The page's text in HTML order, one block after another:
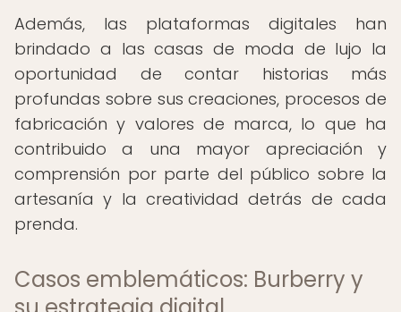
Además, las plataformas digitales han
brindado a las casas de moda de lujo la
oportunidad de contar historias más
profundas sobre sus creaciones, procesos de
fabricación y valores de marca, lo que ha
contribuido a una mayor apreciación y
comprensión por parte del público sobre la
artesanía y la creatividad detrás de cada
prenda.
Casos emblemáticos: Burberry y